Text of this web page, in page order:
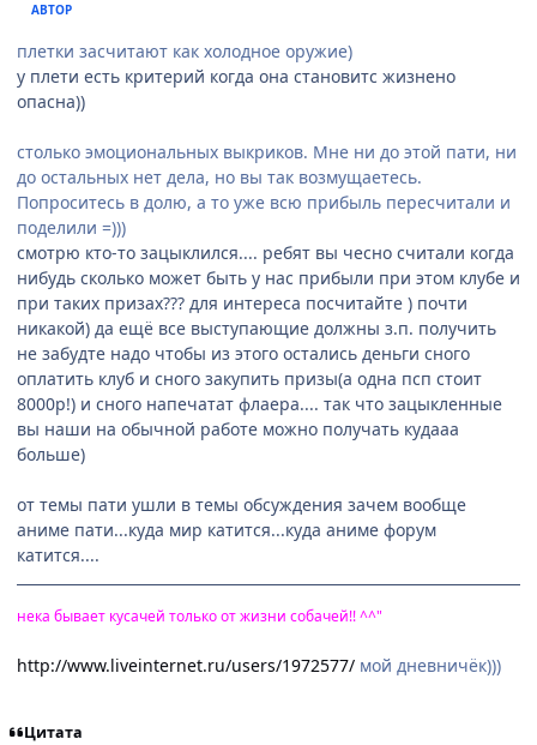
АВТОР
плетки засчитают как холодное оружие)
у плети есть критерий когда она становитс жизнено
опасна))
столько эмоциональных выкриков. Мне ни до этой пати, ни
до остальных нет дела, но вы так возмущаетесь.
Попроситесь в долю, а то уже всю прибыль пересчитали и
поделили =)))
смотрю кто-то зацыклился.... ребят вы чесно считали когда
нибудь сколько может быть у нас прибыли при этом клубе и
при таких призах??? для интереса посчитайте ) почти
никакой) да ещё все выступающие должны з.п. получить
не забудте надо чтобы из этого остались деньги сного
оплатить клуб и сного закупить призы(а одна псп стоит
8000р!) и сного напечатат флаера.... так что зацыкленные
вы наши на обычной работе можно получать кудааа
больше)
от темы пати ушли в темы обсуждения зачем вообще
аниме пати...куда мир катится...куда аниме форум
катится....
нека бывает кусачей только от жизни собачей!! ^^"
http://www.liveinternet.ru/users/1972577/ мой дневничёк)))
Цитата